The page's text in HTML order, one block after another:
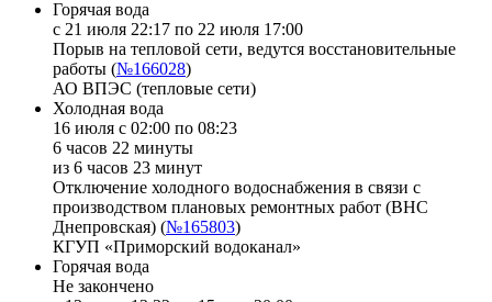
Горячая вода
с 21 июля 22:17 по 22 июля 17:00
Порыв на тепловой сети, ведутся восстановительные
работы (№166028)
АО ВПЭС (тепловые сети)
Холодная вода
16 июля с 02:00 по 08:23
6 часов 22 минуты
из 6 часов 23 минут
Отключение холодного водоснабжения в связи с
производством плановых ремонтных работ (ВНС
Днепровская) (№165803)
КГУП «Приморский водоканал»
Горячая вода
Не закончено